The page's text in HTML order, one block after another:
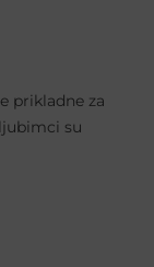
prikladne za
su